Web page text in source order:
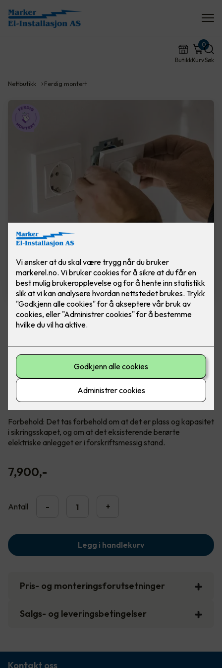
ButikkKurv
0
Søk
Nettbutikk Ferdig montert
Installasjon av ny kurs 16A og
stikkontakt
Installasjon av ny kurs, inkludert stikkontakt og
kabel på inntil 15 meter.
Installasjon av ny kurs 16A, inkludert stikkontakt og kabel på
inntil 15 meter.
Forbehold: Det tas forbehold om at det er plass og kapasitet
i sikringsskapet, og om at det eksisterende berørte
elektriske anlegget er i forskriftsmessig stand.
7,900,-
Antall - +
Legg i handlekurv
Pris- og monteringsforutsetninger
Salgs- og leveringsbetingelser
Kontakt oss